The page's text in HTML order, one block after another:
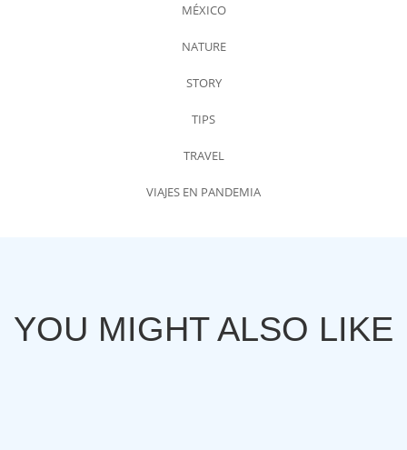
MÉXICO
NATURE
STORY
TIPS
TRAVEL
VIAJES EN PANDEMIA
YOU MIGHT ALSO LIKE